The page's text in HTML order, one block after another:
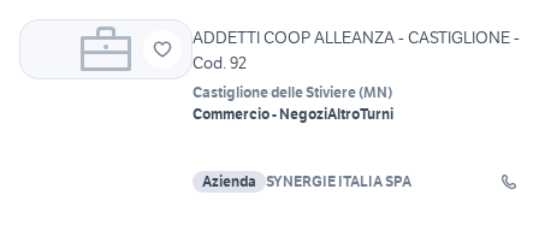
ADDETTI COOP ALLEANZA - CASTIGLIONE -
Cod. 92
Castiglione delle Stiviere(MN)
Commercio - NegoziAltroTurni
Azienda SYNERGIE ITALIA SPA